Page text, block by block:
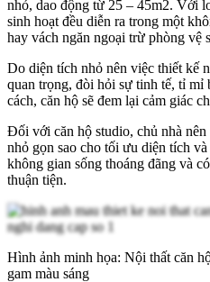
nhỏ, dao động từ 25 – 45m2. Với
sinh hoạt đều diễn ra trong một
hay vách ngăn ngoại trừ phòng vệ
Do diện tích nhỏ nên việc thiết kế
quan trọng, đòi hỏi sự tinh tế, tỉ
cách, căn hộ sẽ đem lại cảm giác
Đối với căn hộ studio, chủ nhà
nhỏ gọn sao cho tối ưu diện tích
không gian sống thoáng đãng và
thuận tiện.
Hình ảnh minh họa: Nội thất căn
gam màu sáng